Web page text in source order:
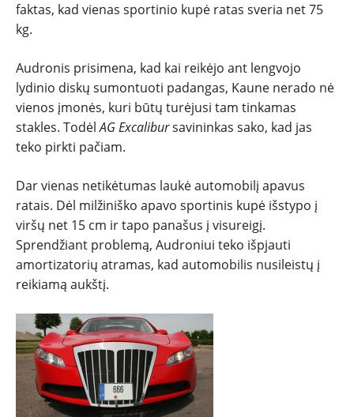
PATARIMAI
ĮVAIRENYBĖS
faktas, kad vienas sportinio kupė ratas sveria net 75
kg.
Audronis prisimena, kad kai reikėjo ant lengvojo
lydinio diskų sumontuoti padangas, Kaune nerado nė
vienos įmonės, kuri būtų turėjusi tam tinkamas
stakles. TodėlAG Excalibursavininkas sako, kad jas
teko pirkti pačiam.
Dar vienas netikėtumas laukė automobilį apavus
ratais. Dėl milžiniško apavo sportinis kupė išstypo į
viršų net 15 cm ir tapo panašus į visureigį.
Sprendžiant problemą, Audroniui teko išpjauti
amortizatorių atramas, kad automobilis nusileistų į
reikiamą aukštį.